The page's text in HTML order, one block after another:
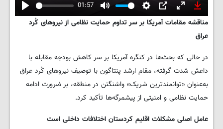
Play
01:57
Mute Settings
PIP Enter
fullscreen
مناقشه مقامات آمریکا بر سر تداوم حمایت نظامی از نیروهای کُرد
عراق
در حالی که بحث‌ها در کنگره آمریکا بر سر کاهش بودجه مقابله با
داعش شدت گرفته، مقام ارشد پنتاگون با توصیف نیروهای کُرد عراق
به‌عنوان «توانمندترین شریک» واشنگتن در منطقه، بر ضرورت ادامه
حمایت نظامی و امنیتی از پیشمرگه‌ها تأکید کرد.
عامل اصلی مشکلات اقلیم کردستان اختلافات داخلی است